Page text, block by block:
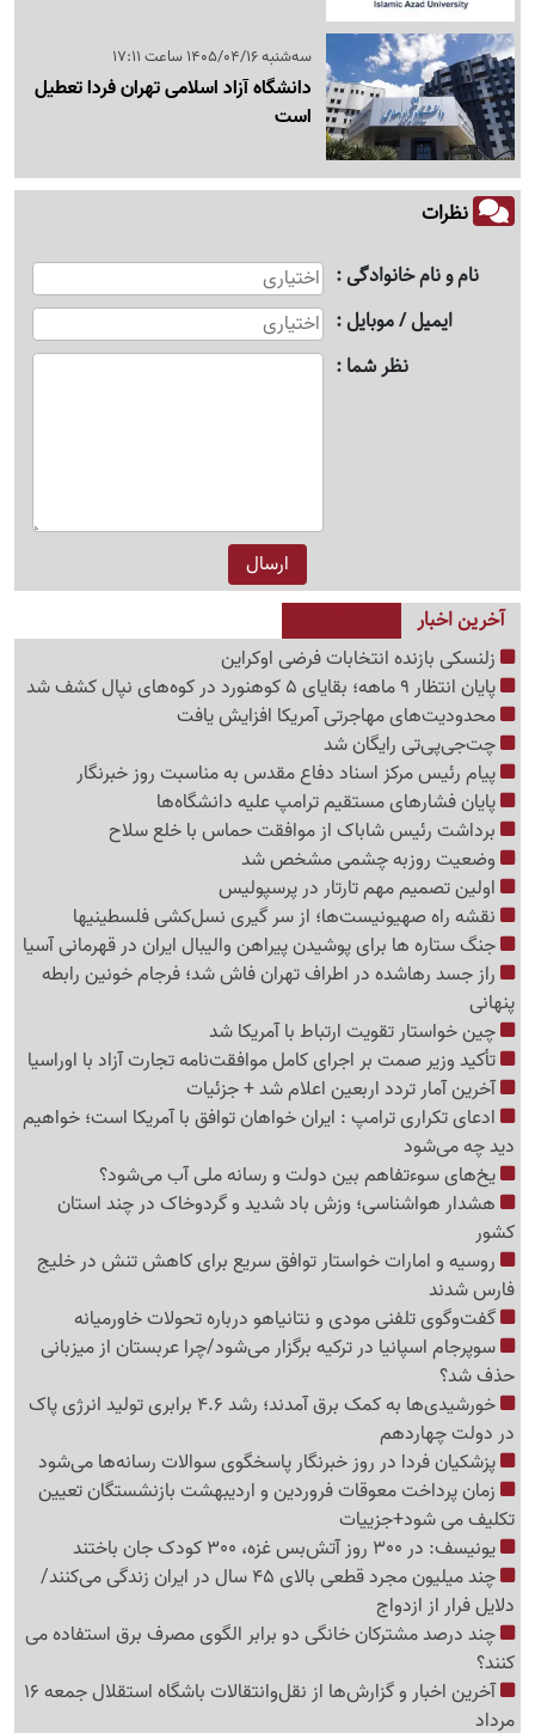
سه‌شنبه 1405/04/16 ساعت 17:11
دانشگاه آزاد اسلامی تهران فردا تعطیل
است
نظرات
نام و نام خانوادگی
ایمیل / موبایل
نظر شما
آخرین اخبار
زلنسکی بازنده انتخابات فرضی اوکراین
پایان انتظار 9 ماهه؛ بقایای 5 کوهنورد در کوه‌های نپال کشف شد
محدودیت‌های مهاجرتی آمریکا افزایش یافت
چت‌جی‌پی‌تی رایگان شد
پیام رئیس مرکز اسناد دفاع مقدس به مناسبت روز خبرنگار
پایان فشارهای مستقیم ترامپ علیه دانشگاه‌ها
برداشت رئیس شاباک از موافقت حماس با خلع سلاح
وضعیت روزبه چشمی مشخص شد
اولین تصمیم مهم تارتار در پرسپولیس
نقشه راه صهیونیست‌ها؛ از سر گیری نسل‌کشی فلسطینی‍ها
جنگ ستاره ها برای پوشیدن پیراهن والیبال ایران در قهرمانی آسیا
راز جسد رهاشده در اطراف تهران فاش شد؛ فرجام خونین رابطه
پنهانی
چین خواستار تقویت ارتباط با آمریکا شد
تأکید وزیر صمت بر اجرای کامل موافقت‌نامه تجارت آزاد با اوراسیا
آخرین آمار تردد اربعین اعلام شد + جزئیات
ادعای تکراری ترامپ : ایران خواهان توافق با آمریکا است؛ خواهیم
دید چه می‌شود
یخ‌های سوءتفاهم بین دولت و رسانه ملی آب می‌شود؟
هشدار هواشناسی؛ وزش باد شدید و گردوخاک در چند استان
کشور
روسیه و امارات خواستار توافق سریع برای کاهش تنش در خلیج
فارس شدند
گفت‌وگوی تلفنی مودی و نتانیاهو درباره تحولات خاورمیانه
سوپرجام اسپانیا در ترکیه برگزار می‌شود/چرا عربستان از میزبانی
حذف شد؟
خورشیدی‌ها به کمک برق آمدند؛ رشد 4.6 برابری تولید انرژی پاک
در دولت چهاردهم
پزشکیان فردا در روز خبرنگار پاسخگوی سوالات رسانه‌ها می‌شود
زمان پرداخت معوقات فروردین و اردیبهشت بازنشستگان تعیین
تکلیف می شود+جزییات
یونیسف: در 300 روز آتش‌بس غزه، 300 کودک جان باختند
چند میلیون مجرد قطعی بالای 45 سال در ایران زندگی می‌کنند/
دلایل فرار از ازدواج
چند درصد مشترکان خانگی دو برابر الگوی مصرف برق استفاده می
کنند؟
آخرین اخبار و گزارش‌ها از نقل‌وانتقالات باشگاه استقلال جمعه 16
مرداد